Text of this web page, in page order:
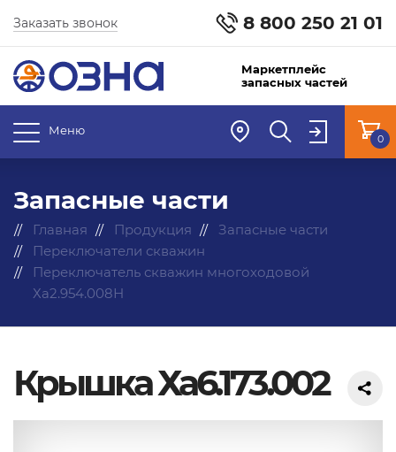
8 800 250 21 01
Заказать звонок
Маркетплейс
запасных частей
Меню
0
Запасные части
Главная Продукция
Запасные части
Переключатели скважин
Переключатель скважин многоходовой
Ха2.954.008Н
Крышка Ха6.173.002